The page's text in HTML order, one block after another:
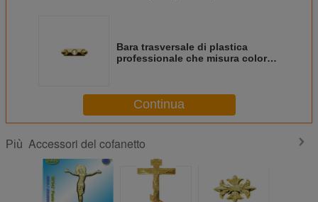
Bara trasversale di plastica
professionale che misura colore
Continua
Più Accessori del cofanetto